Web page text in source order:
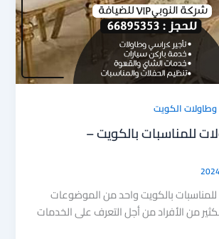
الكويت
للمناسبات بالكويت –
بالكويت واحد من الموضوعات
من الأفراد من أجل التعرف على الخدمات